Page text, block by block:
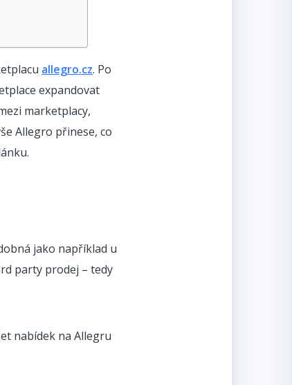
allegro.cz. Po
expandovat
marketplacy,
Allegro přinese, co
jako například u
party prodej – tedy
nabídek na Allegru